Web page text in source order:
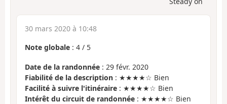
30 mars 2020 à 10:48
Note globale : 4 / 5
Date de la randonnée : 29 févr. 2020
Fiabilité de la description : ★★★★☆ Bien
Facilité à suivre l'itinéraire : ★★★★☆ Bien
Intérêt du circuit de randonnée : ★★★★☆ Bien